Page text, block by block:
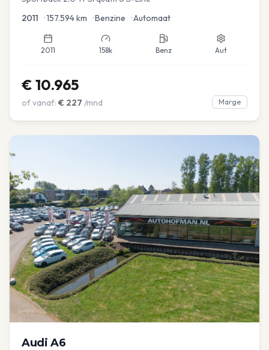
2011 •157.594km •Benzine •Automaat
2011 158k Benz Aut
€ 10.965
of vanaf: € 227 /mnd Marge
Audi A6